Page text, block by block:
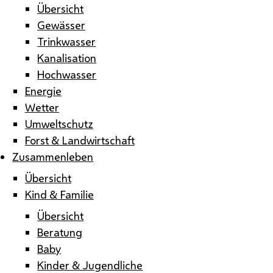
Übersicht
Gewässer
Trinkwasser
Kanalisation
Hochwasser
Energie
Wetter
Umweltschutz
Forst & Landwirtschaft
Zusammenleben
Übersicht
Kind & Familie
Übersicht
Beratung
Baby
Kinder & Jugendliche